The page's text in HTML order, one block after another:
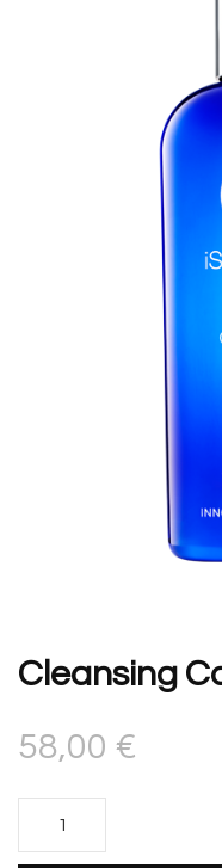
Cleansing
58,00 €